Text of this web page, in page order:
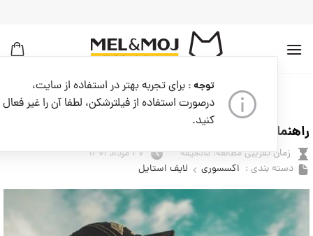
توجه : برای تجربه بهتر در استفاده از سایت،
درصورت استفاده از فیلترشکن، لطفا آن را غیر فعال
کنید.
بروید
بایگانی دسته‌ی:لایف استایل
راهنمای خرید کلاه کپ خوب برای روزهای آفتابی
زمان تقریبی مطالعه: ۵دقیقه
۲۷ مرداد ۱۴۰۱
دسته بندی : اکسسوری لایف استایل